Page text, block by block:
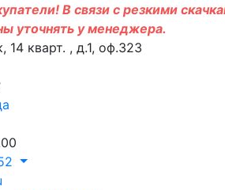
В связи с резкими
уточнять у менеджера.
14 кварт. , д.1, оф.323